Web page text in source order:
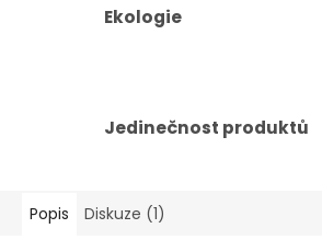
Ekologie
Jedinečnost produktů
Popis Diskuze (1)